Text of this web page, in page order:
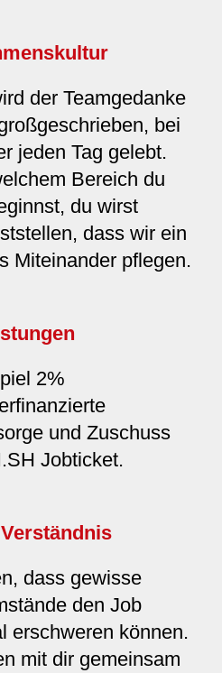
der Teamgedanke
bei
jeden Tag gelebt.
Bereich du
du wirst
dass wir ein
Miteinander pflegen.
2%
und Zuschuss
Jobticket.
dass gewisse
den Job
erschweren können.
mit dir gemeinsam